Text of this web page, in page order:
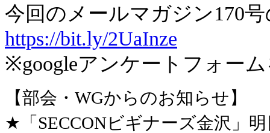
今回のメールマガジン170
https://bit.ly/2UaInze
※googleアンケートフォー
【部会・WGからのお知らせ】
★「SECCONビギナーズ金沢」